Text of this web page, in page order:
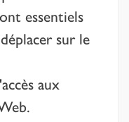
essentiels
sur le
aux